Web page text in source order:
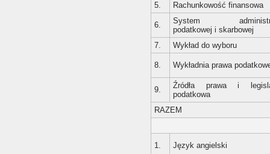
5. Rachunkowość finansowa
6.
System
podatkowej i skarbowej
7.
Wykład do wyboru
8. Wykładnia prawa
9.
Źródła prawa i
podatkowa
RAZEM
1. Język angielski